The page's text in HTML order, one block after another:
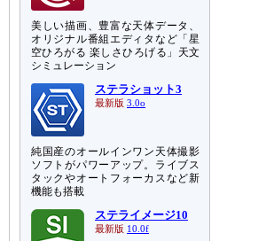
美しい描画、豊富な天体データ、
オリジナル番組エディタなど「星
空ひろがる 楽しさひろげる」天文
シミュレーション
ステラショット3
最新版 3.0o
純国産のオールインワン天体撮影
ソフトがパワーアップ。ライブス
タックやオートフォーカスなど新
機能も搭載
ステライメージ10
最新版 10.0f